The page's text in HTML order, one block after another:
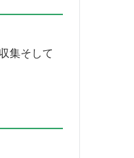
集そして